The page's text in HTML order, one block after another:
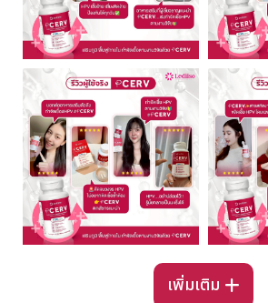
เพิ่มเติม